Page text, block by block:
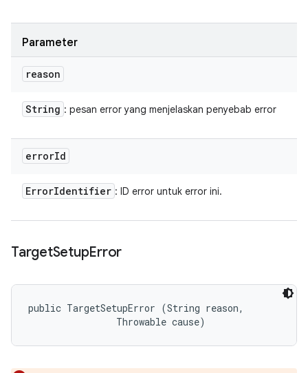
Parameter
reason
String : pesan error yang menjelaskan penyebab error
errorId
ErrorIdentifier : ID error untuk error ini.
TargetSetupError
public TargetSetupError (String reason,
                Throwable cause)